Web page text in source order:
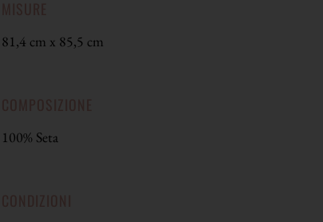
81,4 cm x 85,5 cm
100% Seta